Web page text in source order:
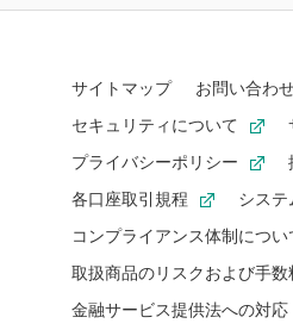
サイトマップ
お問い合わ
セキュリティについて
プライバシーポリシー
各口座取引規程
システ
コンプライアンス体制につい
取扱商品のリスクおよび手数
金融サービス提供法への対応